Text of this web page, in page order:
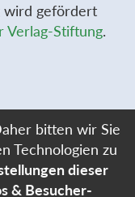
wird gefördert
Verlag-Stiftung.
bitten wir Sie
Technologien zu
dieser
& Besucher-